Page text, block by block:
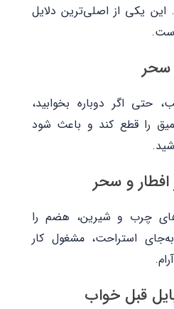
یکی از اصلی‌ترین دلایل
سحر
حتی اگر دوباره بخوابید،
را قطع کند و باعث شود
و سحر
چرب و شیرین، هضم را
استراحت، مشغول کار
قبل خواب